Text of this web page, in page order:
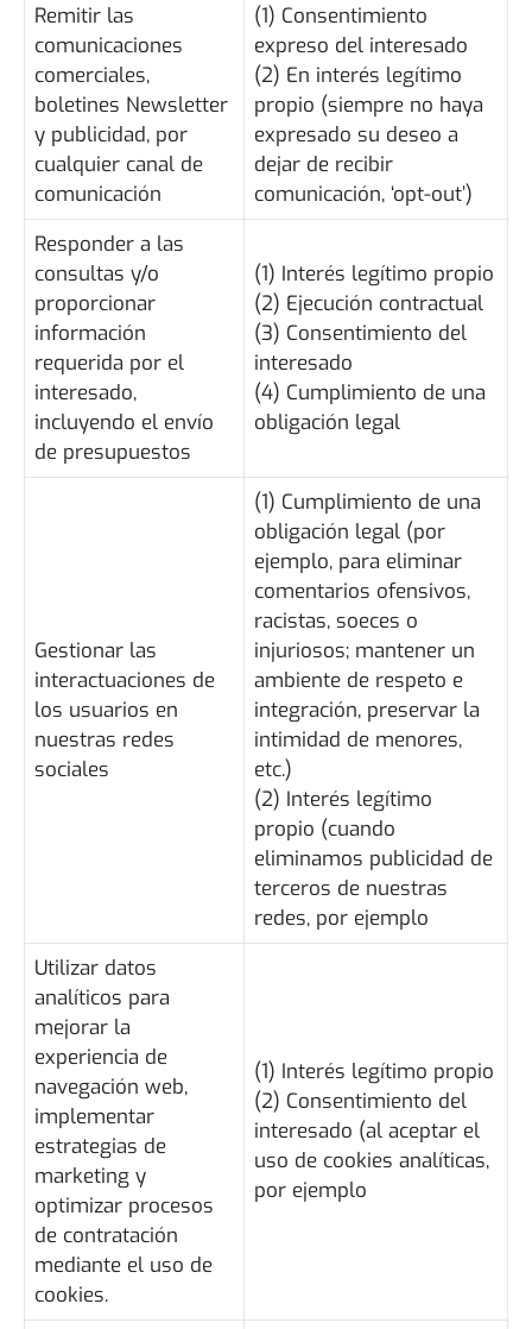
Remitir las
comunicaciones
comerciales,
boletines Newsletter
y publicidad, por
cualquier canal de
comunicación
(1) Consentimiento
expreso del interesado
(2) En interés legítimo
propio (siempre no haya
expresado su deseo a
dejar de recibir
comunicación, ‘opt-out’)
Responder a las
consultas y/o
proporcionar
información
requerida por el
interesado,
incluyendo el envío
de presupuestos
(1) Interés legítimo propio
(2) Ejecución contractual
(3) Consentimiento del
interesado
(4) Cumplimiento de una
obligación legal
Gestionar las
interactuaciones de
los usuarios en
nuestras redes
sociales
(1) Cumplimiento de una
obligación legal (por
ejemplo, para eliminar
comentarios ofensivos,
racistas, soeces o
injuriosos; mantener un
ambiente de respeto e
integración, preservar la
intimidad de menores,
etc.)
(2) Interés legítimo
propio (cuando
eliminamos publicidad de
terceros de nuestras
redes, por ejemplo
Utilizar datos
analíticos para
mejorar la
experiencia de
navegación web,
implementar
estrategias de
marketing y
optimizar procesos
de contratación
mediante el uso de
cookies.
(1) Interés legítimo propio
(2) Consentimiento del
interesado (al aceptar el
uso de cookies analíticas,
por ejemplo